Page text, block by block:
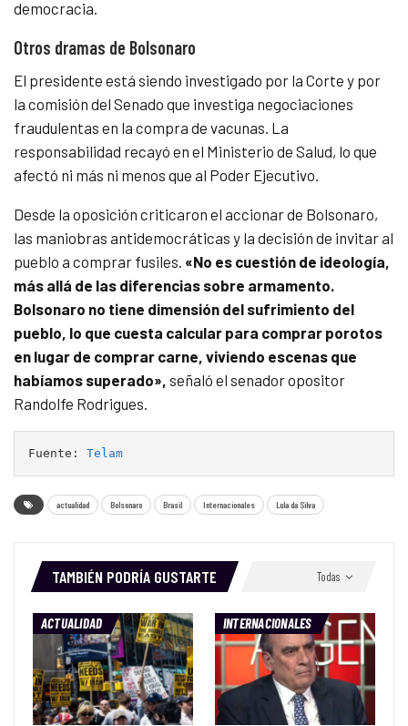
democracia.
Otros dramas de Bolsonaro
El presidente está siendo investigado por la Corte y por
la comisión del Senado que investiga negociaciones
fraudulentas en la compra de vacunas. La
responsabilidad recayó en el Ministerio de Salud, lo que
afectó ni más ni menos que al Poder Ejecutivo.
Desde la oposición criticaron el accionar de Bolsonaro,
las maniobras antidemocráticas y la decisión de invitar al
pueblo a comprar fusiles. «No es cuestión de ideología,
más allá de las diferencias sobre armamento.
Bolsonaro no tiene dimensión del sufrimiento del
pueblo, lo que cuesta calcular para comprar porotos
en lugar de comprar carne, viviendo escenas que
habíamos superado», señaló el senador opositor
Randolfe Rodrigues.
Fuente: Telam
actualidad Bolsonaro Brasil Internacionales Lula da Silva
Todas
TAMBIÉN PODRÍA GUSTARTE
ACTUALIDAD INTERNACIONALES